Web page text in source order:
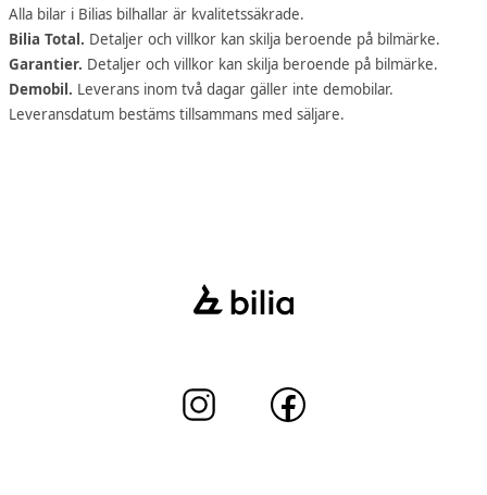
Alla bilar i Bilias bilhallar är kvalitetssäkrade.
Bilia Total. Detaljer och villkor kan skilja beroende på bilmärke.
Garantier. Detaljer och villkor kan skilja beroende på bilmärke.
Demobil. Leverans inom två dagar gäller inte demobilar.
Leveransdatum bestäms tillsammans med säljare.